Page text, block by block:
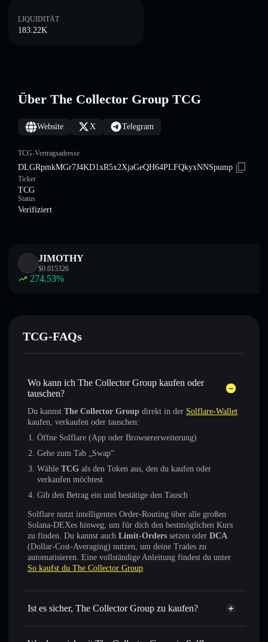
LIQUIDITÄT
183.22K
Über The Collector Group TCG
Website X Telegram
TCG-Vertragsadresse
DLGRpmkMGr7J4KD1xR5x2XjaGeQH64PLFQkyxNNSpump
Ticker
TCG
Status
Verifiziert
JIMOTHY
$0.015326
274.53%
TCG-FAQs
Wo kann ich The Collector Group kaufen oder
tauschen?
Du kannst The Collector Group direkt in der Solflare-Wallet
kaufen, verkaufen oder tauschen:
Öffne Solflare (App oder Browsererweiterung)
Gehe zum Tab „Swap“
Wähle TCG als den Token aus, den du kaufen oder
verkaufen möchtest
Gib den Betrag ein und bestätige den Tausch
Solflare nutzt intelligentes Order-Routing über alle großen
Solana-DEXes hinweg, um für dich den bestmöglichen Kurs
zu finden. Du kannst auch Limit-Orders setzen oder DCA
(Dollar-Cost-Averaging) nutzen, um deine Trades zu
automatisieren. Eine vollständige Anleitung findest du unter
So kaufst du The Collector Group.
Ist es sicher, The Collector Group zu kaufen?
The Collector Group verifizierter Token